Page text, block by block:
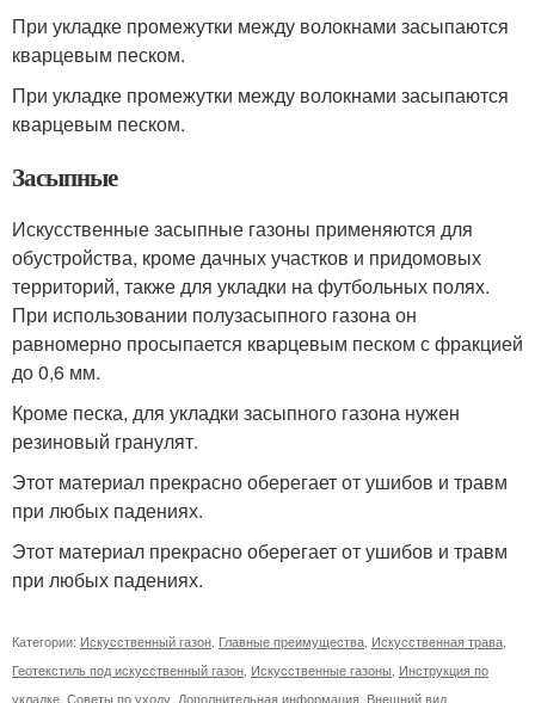
При укладке промежутки между волокнами засыпаются
кварцевым песком.
При укладке промежутки между волокнами засыпаются
кварцевым песком.
Засыпные
Искусственные засыпные газоны применяются для
обустройства, кроме дачных участков и придомовых
территорий, также для укладки на футбольных полях.
При использовании полузасыпного газона он
равномерно просыпается кварцевым песком с фракцией
до 0,6 мм.
Кроме песка, для укладки засыпного газона нужен
резиновый гранулят.
Этот материал прекрасно оберегает от ушибов и травм
при любых падениях.
Этот материал прекрасно оберегает от ушибов и травм
при любых падениях.
Категории: Искусственный газон Главные преимущества Искусственная трава
Геотекстиль под искусственный газон Искусственные газоны Инструкция по
укладке Советы по уходу Дополнительная информация Внешний вид